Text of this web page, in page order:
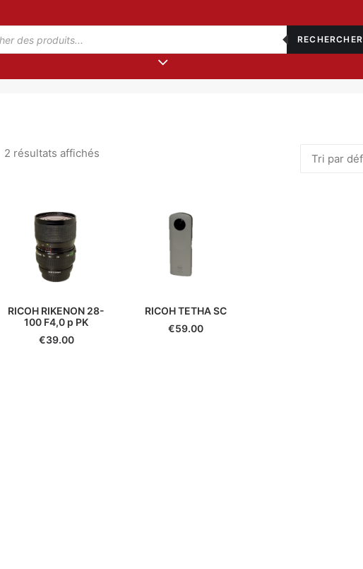
RECHERCHER
2 résultats affichés
RICOH RIKENON 28-
100 F4,0 p PK
€39.00
RICOH TETHA SC
€59.00